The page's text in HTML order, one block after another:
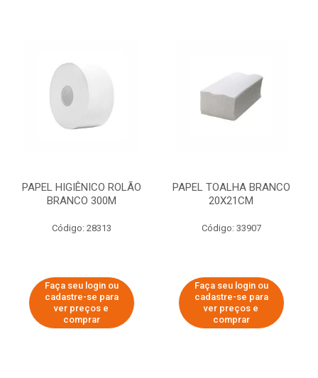
PAPEL HIGIÊNICO ROLÃO
BRANCO 300M
Código: 28313
Faça seu login ou
cadastre-se para
ver preços e
comprar
PAPEL TOALHA BRANCO
20X21CM
Código: 33907
Faça seu login ou
cadastre-se para
ver preços e
comprar